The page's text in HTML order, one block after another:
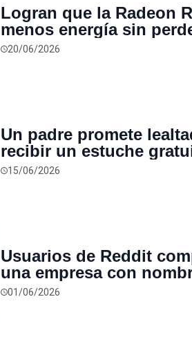
Logran que la Radeon
menos energía sin
pequeños ajustes
20/06/2026
Un padre promete
recibir un estuche
15/06/2026
Usuarios de Reddit
una empresa con
hacen subir un 165%
01/06/2026